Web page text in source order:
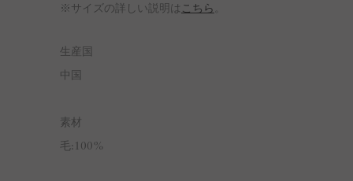
※サイズの詳しい説明は こちら
生産国
中国
素材
毛:100%